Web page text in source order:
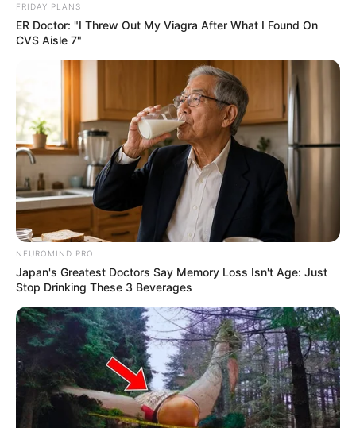
FRIDAY PLANS
ER Doctor: "I Threw Out My Viagra After What I Found On
CVS Aisle 7"
NEUROMIND PRO
Japan's Greatest Doctors Say Memory Loss Isn't Age: Just
Stop Drinking These 3 Beverages